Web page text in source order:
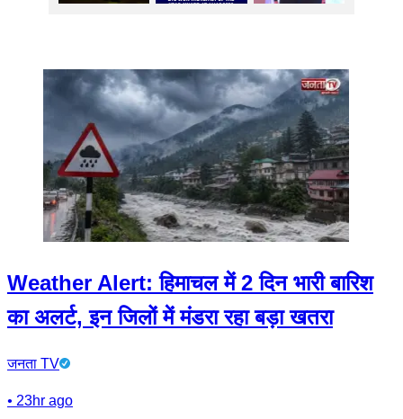
Weather Alert: हिमाचल में 2 दिन भारी बारिश
का अलर्ट, इन जिलों में मंडरा रहा बड़ा खतरा
जनता TV
• 23hr ago